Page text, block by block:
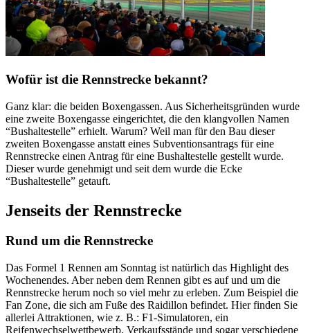
Wofür ist die Rennstrecke bekannt?
Ganz klar: die beiden Boxengassen. Aus Sicherheitsgründen wurde
eine zweite Boxengasse eingerichtet, die den klangvollen Namen
“Bushaltestelle” erhielt. Warum? Weil man für den Bau dieser
zweiten Boxengasse anstatt eines Subventionsantrags für eine
Rennstrecke einen Antrag für eine Bushaltestelle gestellt wurde.
Dieser wurde genehmigt und seit dem wurde die Ecke
“Bushaltestelle” getauft.
Jenseits der Rennstrecke
Rund um die Rennstrecke
Das Formel 1 Rennen am Sonntag ist natürlich das Highlight des
Wochenendes. Aber neben dem Rennen gibt es auf und um die
Rennstrecke herum noch so viel mehr zu erleben. Zum Beispiel die
Fan Zone, die sich am Fuße des Raidillon befindet. Hier finden Sie
allerlei Attraktionen, wie z. B.: F1-Simulatoren, ein
Reifenwechselwettbewerb, Verkaufsstände und sogar verschiedene